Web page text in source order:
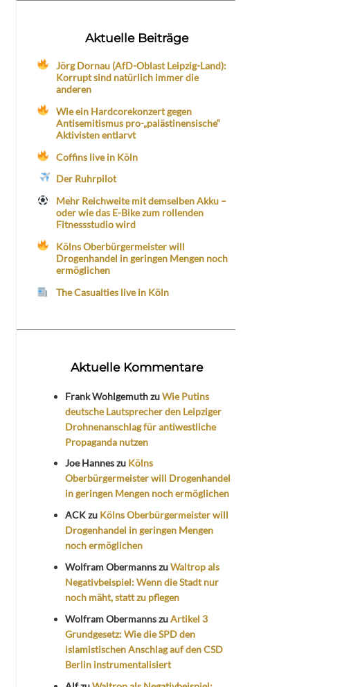
Aktuelle Beiträge
Jörg Dornau (AfD-Oblast Leipzig-Land):
Korrupt sind natürlich immer die
anderen
Wie ein Hardcorekonzert gegen
Antisemitismus pro-„palästinensische“
Aktivisten entlarvt
Coffins live in Köln
Der Ruhrpilot
Mehr Reichweite mit demselben Akku –
oder wie das E-Bike zum rollenden
Fitnessstudio wird
Kölns Oberbürgermeister will
Drogenhandel in geringen Mengen noch
ermöglichen
The Casualties live in Köln
Aktuelle Kommentare
Frank WohlgemuthzuWie Putins
deutsche Lautsprecher den Leipziger
Drohnenanschlag für antiwestliche
Propaganda nutzen
Joe Hanneszu Kölns
Oberbürgermeister will Drogenhandel
in geringen Mengen noch ermöglichen
ACKzu Kölns Oberbürgermeister will
Drogenhandel in geringen Mengen
noch ermöglichen
Wolfram ObermannszuWaltrop als
Negativbeispiel: Wenn die Stadt nur
noch mäht, statt zu pflegen
Wolfram ObermannszuArtikel 3
Grundgesetz: Wie die SPD den
islamistischen Anschlag auf den CSD
Berlin instrumentalisiert